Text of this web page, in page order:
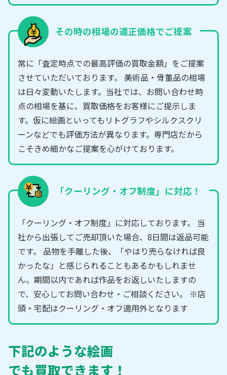
その時の相場の適正価格でご提案
常に「査定時点での最高評価の買取金額」をご提案
させていただいております。 美術品・骨董品の相場
は日々変動いたします。当社では、お問い合わせ時
点の相場を基に、買取価格をお客様にご提示しま
す。仮に絵画といってもリトグラフやシルクスクリ
ーンなどでも評価方法が異なります。専門店だから
こそきめ細かなご提案を心がけております。
「クーリング・オフ制度」に対応！
「クーリング・オフ制度」に対応しております。 当
社から出張してご売却頂いた場合、8日間は返品可能
です。 品物を手離した後、「やはり売らなければ良
かったな」と感じられることもあるかもしれませ
ん。期間以内であれば作品をお返しいたしますの
で、安心してお問い合わせ・ご相談ください。 ※店
頭・宅配はクーリング・オフ適用外となります
下記のような絵画
でも買取できます！